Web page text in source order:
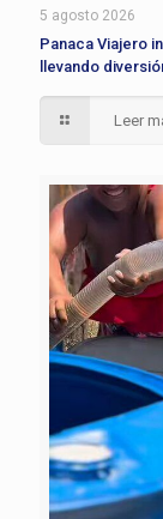
5 agosto 2026
Panaca Viajero
llevando
Leer